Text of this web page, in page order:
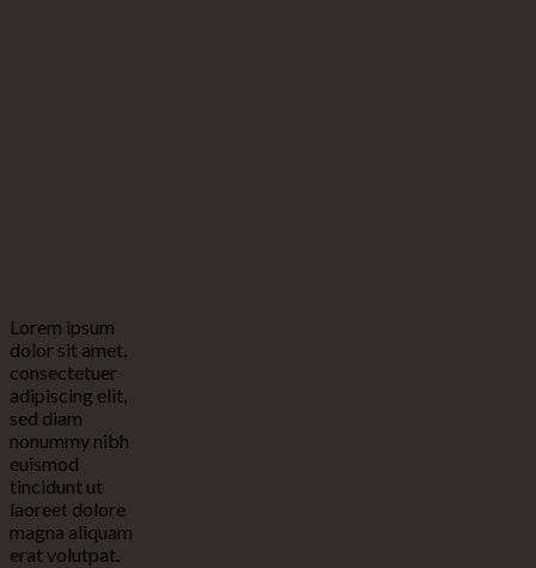
Lorem ipsum
dolor sit amet,
consectetuer
adipiscing elit,
sed diam
nonummy nibh
euismod
tincidunt ut
laoreet dolore
magna aliquam
erat volutpat.